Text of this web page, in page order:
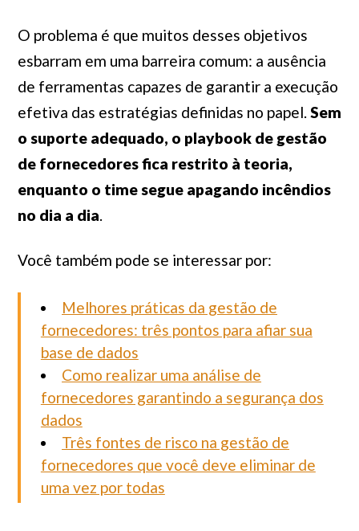
O problema é que muitos desses objetivos
esbarram em uma barreira comum: a ausência
de ferramentas capazes de garantir a execução
efetiva das estratégias definidas no papel.Sem
o suporte adequado, o playbook de gestão
de fornecedores fica restrito à teoria,
enquanto o time segue apagando incêndios
no dia a dia.
Você também pode se interessar por:
Melhores práticas da gestão de
fornecedores: três pontos para afiar sua
base de dados
Como realizar uma análise de
fornecedores garantindo a segurança dos
dados
Três fontes de risco na gestão de
fornecedores que você deve eliminar de
uma vez por todas